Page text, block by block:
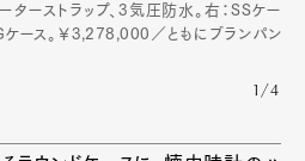
Pen tw
ターストラップ、3気圧防水。右：SSケー
ース。￥3,278,000／ともにブランパン
1/4